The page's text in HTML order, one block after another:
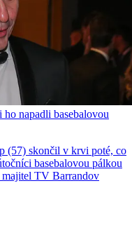
napadli basebalovou
(57) skončil v krvi poté, co
basebalovou pálkou
majitel TV Barrandov